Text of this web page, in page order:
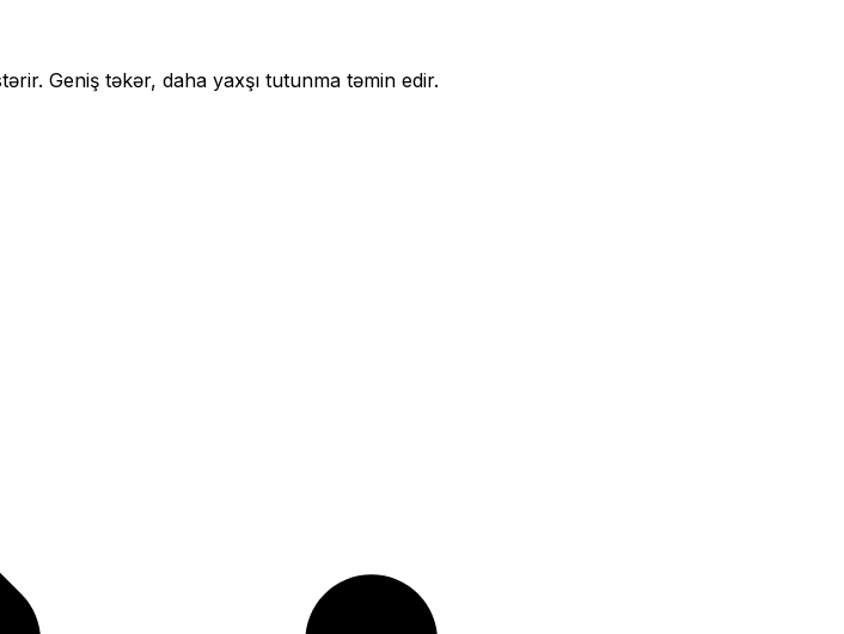
Geniş təkər, daha yaxşı tutunma təmin edir.